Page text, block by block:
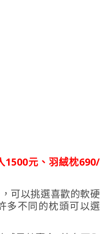
1500元、羽絨枕690/
可以挑選喜歡的軟硬
多不同的枕頭可以選